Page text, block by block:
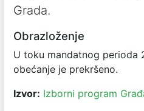
Grada.
Obrazloženje
U toku mandatnog perioda
obećanje je prekršeno.
Izvor: Izborni program